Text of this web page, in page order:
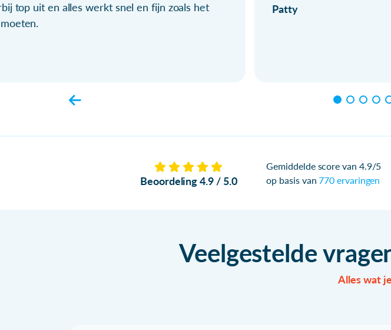
top uit en alles werkt snel en fijn zoals het
Patty
Beoordeling 4.9 / 5.0
Gemiddelde score van 4.9/5
op basis van770 ervaringen
Veelgestelde
Alles wat